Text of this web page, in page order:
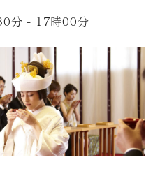
分 - 17時00分